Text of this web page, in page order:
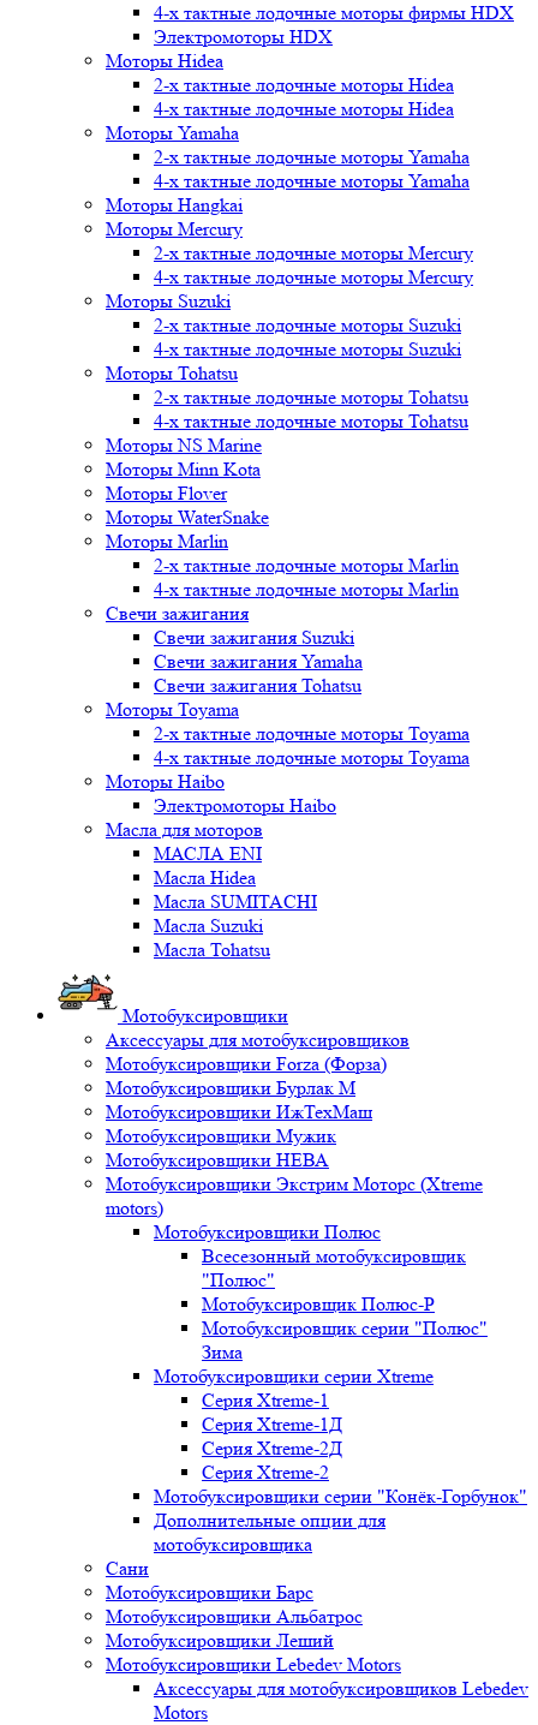
4-х тактные лодочные моторы фирмы HDX
Электромоторы HDX
Моторы Hidea
2-х тактные лодочные моторы Hidea
4-х тактные лодочные моторы Hidea
Моторы Yamaha
2-х тактные лодочные моторы Yamaha
4-х тактные лодочные моторы Yamaha
Моторы Hangkai
Моторы Mercury
2-х тактные лодочные моторы Mercury
4-х тактные лодочные моторы Mercury
Моторы Suzuki
2-х тактные лодочные моторы Suzuki
4-х тактные лодочные моторы Suzuki
Моторы Tohatsu
2-х тактные лодочные моторы Tohatsu
4-х тактные лодочные моторы Tohatsu
Моторы NS Marine
Моторы Minn Kota
Моторы Flover
Моторы WaterSnake
Моторы Marlin
2-х тактные лодочные моторы Marlin
4-х тактные лодочные моторы Marlin
Свечи зажигания
Свечи зажигания Suzuki
Свечи зажигания Yamaha
Свечи зажигания Tohatsu
Моторы Toyama
2-х тактные лодочные моторы Toyama
4-х тактные лодочные моторы Toyama
Моторы Haibo
Электромоторы Haibo
Масла для моторов
МАСЛА ENI
Масла Hidea
Масла SUMITACHI
Масла Suzuki
Масла Tohatsu
Мотобуксировщики
Аксессуары для мотобуксировщиков
Мотобуксировщики Forza (Форза)
Мотобуксировщики Бурлак М
Мотобуксировщики ИжТехМаш
Мотобуксировщики Мужик
Мотобуксировщики НЕВА
Мотобуксировщики Экстрим Моторс (Xtreme
motors)
Мотобуксировщики Полюс
Всесезонный мотобуксировщик
"Полюс"
Мотобуксировщик Полюс-Р
Мотобуксировщик серии "Полюс"
Зима
Мотобуксировщики серии Xtreme
Серия Xtreme-1
Серия Xtreme-1Д
Серия Xtreme-2Д
Серия Xtreme-2
Мотобуксировщики серии "Конёк-Горбунок"
Дополнительные опции для
мотобуксировщика
Сани
Мотобуксировщики Барс
Мотобуксировщики Альбатрос
Мотобуксировщики Леший
Мотобуксировщики Lebedev Motors
Аксессуары для мотобуксировщиков Lebedev
Motors